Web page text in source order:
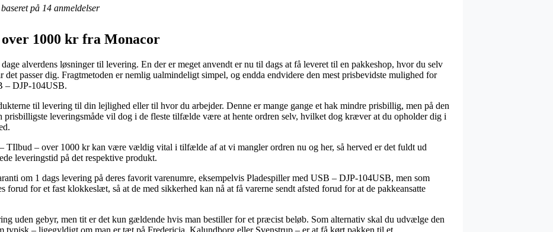
på 14 anmeldelser
1000 kr fra Monacor
alverdens løsninger til levering. En der er meget anvendt er nu til dags at få leveret til en pakkeshop, hvor du selv
det passer dig. Fragtmetoden er nemlig ualmindeligt simpel, og endda endvidere den mest prisbevidste mulighed for
– DJP-104USB.
til levering til din lejlighed eller til hvor du arbejder. Denne er mange gange et hak mindre prisbillig, men på den
prisbilligste leveringsmåde vil dog i de fleste tilfælde være at hente ordren selv, hvilket dog kræver at du opholder dig i
TIlbud – over 1000 kr kan være vældig vital i tilfælde af at vi mangler ordren nu og her, så herved er det fuldt ud
leveringstid på det respektive produkt.
om 1 dags levering på deres favorit varenumre, eksempelvis Pladespiller med USB – DJP-104USB, men som
for et fast klokkeslæt, så at de med sikkerhed kan nå at få varerne sendt afsted forud for at de pakkeansatte
uden gebyr, men tit er det kun gældende hvis man bestiller for et præcist beløb. Som alternativ skal du udvælge den
typisk – ligegyldigt om man er tæt på Fredericia, Kalundborg eller Svenstrup – er at få kørt pakken til et